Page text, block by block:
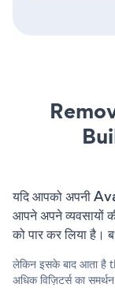
यदि आपको अपनी
आपने अपने व्यवसायों
को पार कर लिया है।
लेकिन इसके बाद आता
अधिक विज़िटर्स का